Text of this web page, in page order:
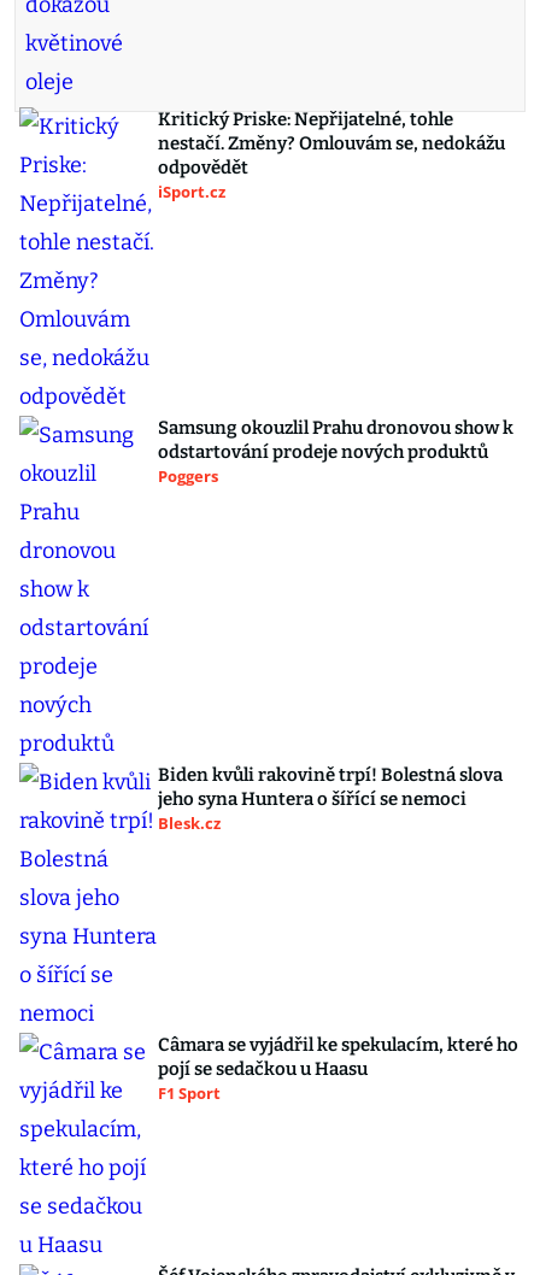
Kritický Priske: Nepřijatelné, tohle
nestačí. Změny? Omlouvám se, nedokážu
odpovědět
iSport.cz
Samsung okouzlil Prahu dronovou show k
odstartování prodeje nových produktů
Poggers
Biden kvůli rakovině trpí! Bolestná slova
jeho syna Huntera o šířící se nemoci
Blesk.cz
Câmara se vyjádřil ke spekulacím, které ho
pojí se sedačkou u Haasu
F1 Sport